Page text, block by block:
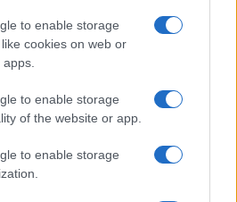
to enable storage
cookies on web or
to enable storage
of the website or app.
to enable storage
sorba állítani
nak, azaz csúszós
hibával együtt is. A
a politikai konfliktusok
alkalmazott eszköze
torkollik totális